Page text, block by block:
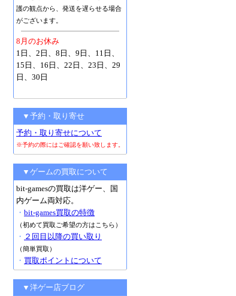
護の観点から、発送を遅らせる場合
がございます。
8月のお休み
1日、2日、8日、9日、11日、
15日、16日、22日、23日、29
日、30日
▼予約・取り寄せ
予約・取り寄せについて
※予約の際にはご確認を願い致します。
▼ゲームの買取について
bit-gamesの買取は洋ゲー、国
内ゲーム両対応。
・ bit-games買取の特徴
（初めて買取ご希望の方はこちら）
・ ２回目以降の買い取り
（簡単買取）
・ 買取ポイントについて
▼洋ゲー店ブログ